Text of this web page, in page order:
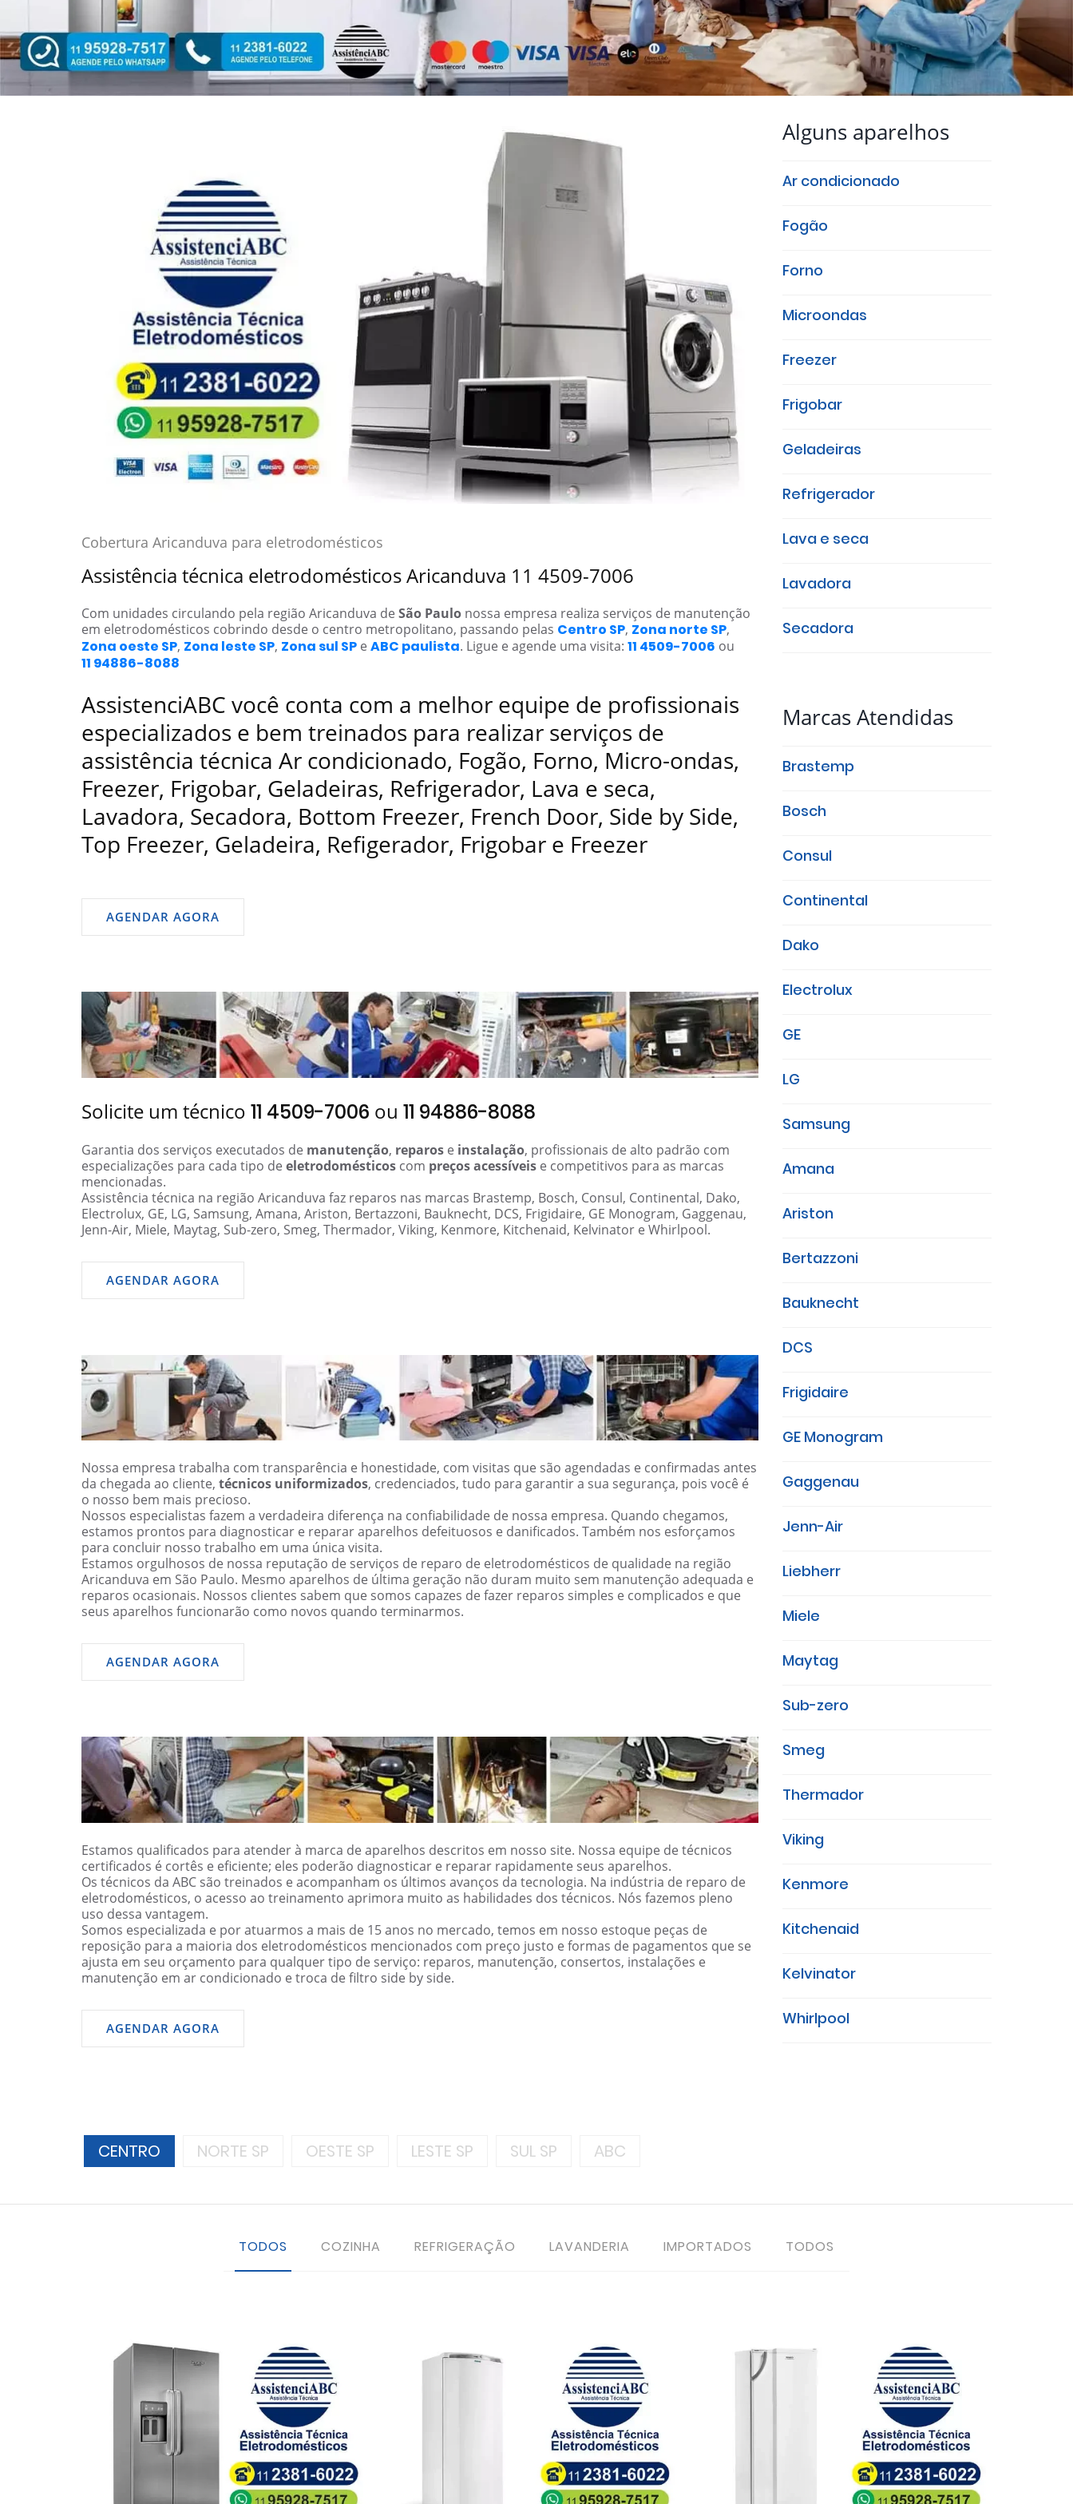
Cobertura Aricanduva para eletrodomésticos
Assistência técnica eletrodomésticos Aricanduva 11 4509-7006
Com unidades circulando pela região Aricanduva de São Paulo nossa empresa realiza serviços de manutenção
em eletrodomésticos cobrindo desde o centro metropolitano, passando pelas Centro SP, Zona norte SP,
Zona oeste SP, Zona leste SP, Zona sul SP e ABC paulista. Ligue e agende uma visita: 11 4509-7006 ou
11 94886-8088
AssistenciABC você conta com a melhor equipe de profissionais
especializados e bem treinados para realizar serviços de
assistência técnica Ar condicionado, Fogão, Forno, Micro-ondas,
Freezer, Frigobar, Geladeiras, Refrigerador, Lava e seca,
Lavadora, Secadora, Bottom Freezer, French Door, Side by Side,
Top Freezer, Geladeira, Refigerador, Frigobar e Freezer
AGENDAR AGORA
Solicite um técnico 11 4509-7006 ou 11 94886-8088
Garantia dos serviços executados de manutenção, reparos e instalação, profissionais de alto padrão com
especializações para cada tipo de eletrodomésticos com preços acessíveis e competitivos para as marcas
mencionadas.
Assistência técnica na região Aricanduva faz reparos nas marcas Brastemp, Bosch, Consul, Continental, Dako,
Electrolux, GE, LG, Samsung, Amana, Ariston, Bertazzoni, Bauknecht, DCS, Frigidaire, GE Monogram, Gaggenau,
Jenn-Air, Miele, Maytag, Sub-zero, Smeg, Thermador, Viking, Kenmore, Kitchenaid, Kelvinator e Whirlpool.
AGENDAR AGORA
Nossa empresa trabalha com transparência e honestidade, com visitas que são agendadas e confirmadas antes
da chegada ao cliente, técnicos uniformizados, credenciados, tudo para garantir a sua segurança, pois você é
o nosso bem mais precioso.
Nossos especialistas fazem a verdadeira diferença na confiabilidade de nossa empresa. Quando chegamos,
estamos prontos para diagnosticar e reparar aparelhos defeituosos e danificados. Também nos esforçamos
para concluir nosso trabalho em uma única visita.
Estamos orgulhosos de nossa reputação de serviços de reparo de eletrodomésticos de qualidade na região
Aricanduva em São Paulo. Mesmo aparelhos de última geração não duram muito sem manutenção adequada e
reparos ocasionais. Nossos clientes sabem que somos capazes de fazer reparos simples e complicados e que
seus aparelhos funcionarão como novos quando terminarmos.
AGENDAR AGORA
Estamos qualificados para atender à marca de aparelhos descritos em nosso site. Nossa equipe de técnicos
certificados é cortês e eficiente; eles poderão diagnosticar e reparar rapidamente seus aparelhos.
Os técnicos da ABC são treinados e acompanham os últimos avanços da tecnologia. Na indústria de reparo de
eletrodomésticos, o acesso ao treinamento aprimora muito as habilidades dos técnicos. Nós fazemos pleno
uso dessa vantagem.
Somos especializada e por atuarmos a mais de 15 anos no mercado, temos em nosso estoque peças de
reposição para a maioria dos eletrodomésticos mencionados com preço justo e formas de pagamentos que se
ajusta em seu orçamento para qualquer tipo de serviço: reparos, manutenção, consertos, instalações e
manutenção em ar condicionado e troca de filtro side by side.
AGENDAR AGORA
CENTRO NORTE SP OESTE SP LESTE SP SUL SP ABC
Alguns aparelhos
Ar condicionado
Fogão
Forno
Microondas
Freezer
Frigobar
Geladeiras
Refrigerador
Lava e seca
Lavadora
Secadora
Marcas Atendidas
Brastemp
Bosch
Consul
Continental
Dako
Electrolux
GE
LG
Samsung
Amana
Ariston
Bertazzoni
Bauknecht
DCS
Frigidaire
GE Monogram
Gaggenau
Jenn-Air
Liebherr
Miele
Maytag
Sub-zero
Smeg
Thermador
Viking
Kenmore
Kitchenaid
Kelvinator
Whirlpool
TODOS COZINHA REFRIGERAÇÃO LAVANDERIA IMPORTADOS TODOS